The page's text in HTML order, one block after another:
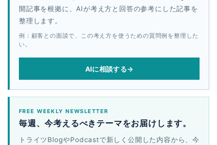
開記事を根拠に、AIが考え方と回答の参考にした記事を
整理します。
例：顧客との面談で、この考え方を使うための質問例を整理した
い。
AIに相談する→
FREE WEEKLY NEWSLETTER
毎週、今考えるべきテーマをお届けします。
トライツBlogやPodcastで新しく公開した内容から、今